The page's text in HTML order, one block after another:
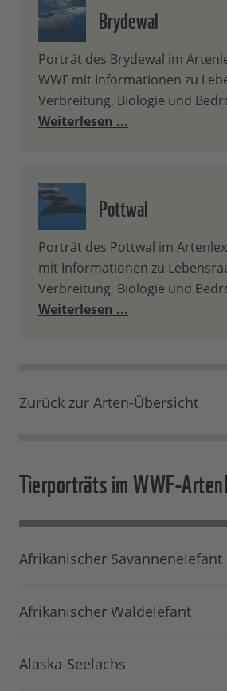
Brydewal
Porträt des Brydewal im
WWF mit Informationen zu
Verbreitung, Biologie und
Weiterlesen ...
Pottwal
Porträt des Pottwal im
mit Informationen zu
Verbreitung, Biologie und
Weiterlesen ...
Zurück zur Arten-Übersicht
Tierporträts im WWF-
Afrikanischer Savannenelefant
Afrikanischer Waldelefant
Alaska-Seelachs